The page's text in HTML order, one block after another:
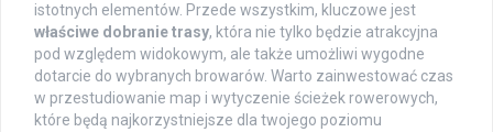
istotnych elementów. Przede wszystkim, kluczowe jest
właściwe dobranie trasy, która nie tylko będzie atrakcyjna
pod względem widokowym, ale także umożliwi wygodne
dotarcie do wybranych browarów. Warto zainwestować czas
w przestudiowanie map i wytyczenie ścieżek rowerowych,
które będą najkorzystniejsze dla twojego poziomu